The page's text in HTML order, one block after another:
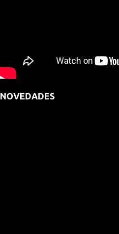
NOVEDADES